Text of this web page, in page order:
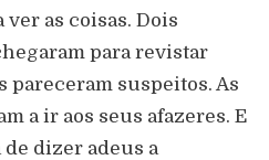
ver as coisas. Dois
para revistar
pareceram suspeitos. As
a ir aos seus afazeres. E
dizer adeus a